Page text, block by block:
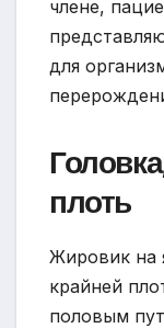
члене,
для
плоть
Жировик на
крайней
половым